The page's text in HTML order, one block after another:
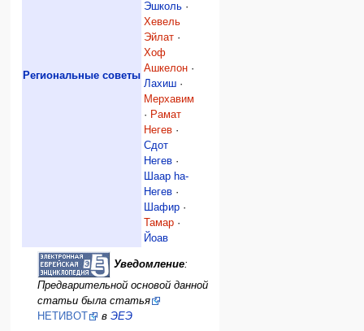
Региональные советы
Эшколь ·
Хевель
Эйлат ·
Хоф
Ашкелон ·
Лахиш ·
Мерхавим
· Рамат
Негев ·
Сдот
Негев ·
Шаар hа-
Негев ·
Шафир ·
Тамар ·
Йоав
Уведомление:
Предварительной основой данной
статьи была статья
НЕТИВОТ
в ЭЕЭ